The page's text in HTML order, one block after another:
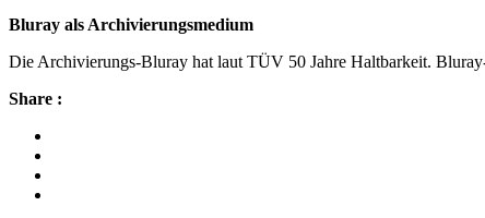
Bluray als Archivierungsmedium
Die Archivierungs-Bluray hat laut TÜV 50 Jahre Haltbarkeit.
Share :